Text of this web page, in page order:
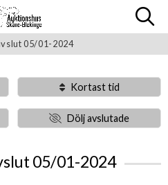
05/01-2024
Kortast tid
Dölj avslutade
05/01-2024